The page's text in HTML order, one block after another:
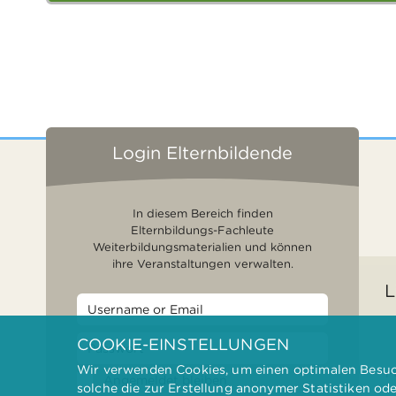
Login Elternbildende
In diesem Bereich finden
Elternbildungs-Fachleute
Weiterbildungsmaterialien und können
ihre Veranstaltungen verwalten.
Angemeldet bleiben
COOKIE-EINSTELLUNGEN
Wir verwenden Cookies, um einen optimalen
solche die zur Erstellung anonymer Statistiken